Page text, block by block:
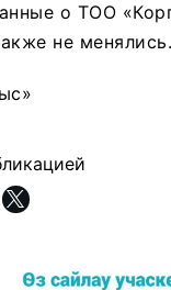
о ТОО
не менялись.